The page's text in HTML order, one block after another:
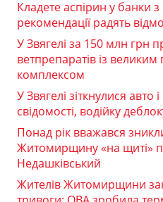
Кладете аспірин у банки
рекомендації радять
У Звягелі за 150 млн грн
ветпрепаратів із
комплексом
У Звягелі зіткнулися авто
свідомості, водійку
Понад рік вважався
Житомирщину «на щиті»
Недашківський
Жителів Житомирщини